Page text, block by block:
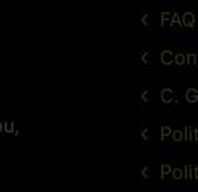
FAQ
C.